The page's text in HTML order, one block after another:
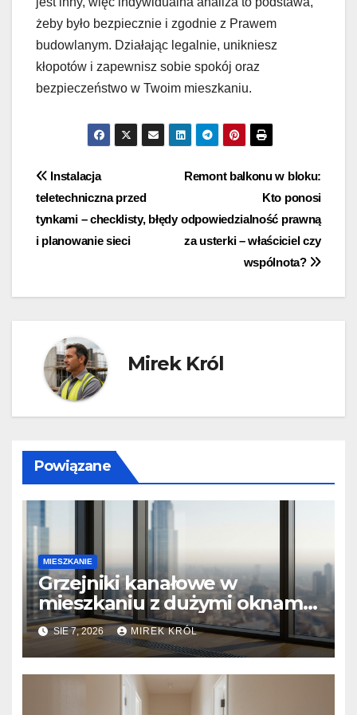
żeby było bezpiecznie i zgodnie z Prawem
budowlanym. Działając legalnie, unikniesz
kłopotów i zapewnisz sobie spokój oraz
bezpieczeństwo w Twoim mieszkaniu.
Nawigacja
wpisu
Remont balkonu w bloku:
Kto ponosi
odpowiedzialność prawną
za usterki – właściciel czy
wspólnota?
Instalacja
teletechniczna przed
tynkami – checklisty, błędy
i planowanie sieci
Mirek Król
Powiązane
MIESZKANIE
Grzejniki kanałowe w
mieszkaniu z dużymi oknami:
Montaż i efektywność
cieplna.
SIE 7, 2026 MIREK KRÓL